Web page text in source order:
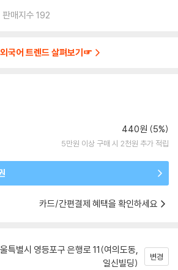
판매지수 192
국어 트렌드 살펴보기☞
440원 (5%)
5만원 이상 구매 시 2천원 추가 적립
카드/간편결제 혜택을 확인하세요
특별시 영등포구 은행로 11(여의도동,
일신빌딩)
변경